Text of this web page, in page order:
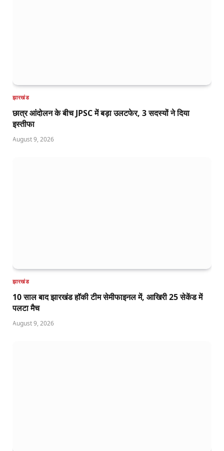
झारखंड
छात्र आंदोलन के बीच JPSC में बड़ा उलटफेर, 3 सदस्यों ने दिया
इस्तीफा
August 9, 2026
झारखंड
10 साल बाद झारखंड हॉकी टीम सेमीफाइनल में, आखिरी 25 सेकेंड में
पलटा मैच
August 9, 2026